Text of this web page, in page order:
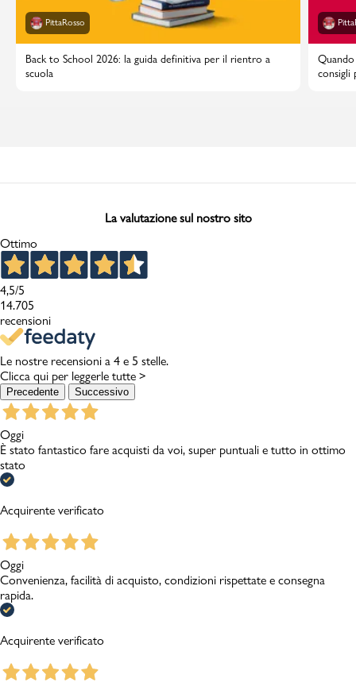
PittaRosso
Back to School 2026: la guida definitiva per il rientro a
scuola
consigli
La valutazione sul nostro sito
Ottimo
4,5/5
14.705
recensioni
Le nostre recensioni a 4 e 5 stelle.
Clicca qui per leggerle tutte >
Precedente Successivo
Oggi
È stato fantastico fare acquisti da voi, super puntuali e tutto in ottimo
stato
Acquirente verificato
Oggi
Convenienza, facilità di acquisto, condizioni rispettate e consegna
rapida.
Acquirente verificato